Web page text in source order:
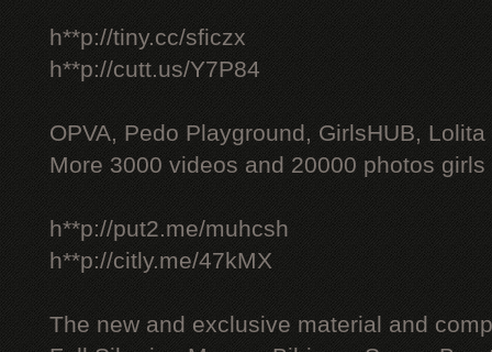
h**p://tiny.cc/sficzx
h**p://cutt.us/Y7P84
OPVA, Pedo Playground, GirlsHUB, Lolita
More 3000 videos and 20000 photos
h**p://put2.me/muhcsh
h**p://citly.me/47kMX
The new and exclusive material and